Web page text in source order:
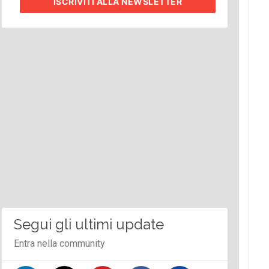
Segui gli ultimi update
Entra nella community